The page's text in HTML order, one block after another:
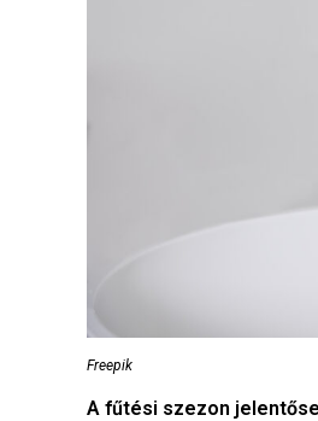
Freepik
A fűtési szezon